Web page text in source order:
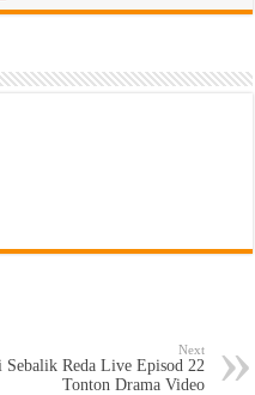
Next
Sebalik Reda Live Episod 22
Tonton Drama Video